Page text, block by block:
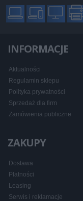
INFORMACJE
Aktualności
Regulamin sklepu
Polityka prywatności
Sprzedaż dla firm
Zamówienia publiczne
ZAKUPY
Dostawa
Płatności
Leasing
Serwis i reklamacje